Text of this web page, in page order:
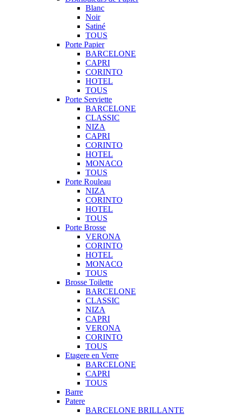
Blanc
Noir
Satiné
TOUS
Porte Papier
BARCELONE
CAPRI
CORINTO
HOTEL
TOUS
Porte Serviette
BARCELONE
CLASSIC
NIZA
CAPRI
CORINTO
HOTEL
MONACO
TOUS
Porte Rouleau
NIZA
CORINTO
HOTEL
TOUS
Porte Brosse
VERONA
CORINTO
HOTEL
MONACO
TOUS
Brosse Toilette
BARCELONE
CLASSIC
NIZA
CAPRI
VERONA
CORINTO
TOUS
Etagere en Verre
BARCELONE
CAPRI
TOUS
Barre
Patere
BARCELONE BRILLANTE